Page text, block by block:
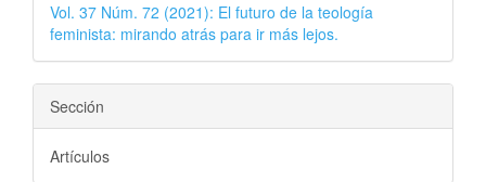
Vol. 37 Núm. 72 (2021): El futuro de la teología
feminista: mirando atrás para ir más lejos.
Sección
Artículos